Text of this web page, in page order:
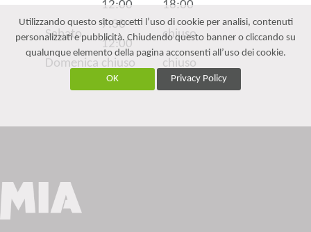
12:00
18:00
Sabato
7:30 -
12:00
chiuso
Domenica chiuso chiuso
Utilizzando questo sito accetti l’uso di cookie per analisi, contenuti
personalizzati e pubblicità. Chiudendo questo banner o cliccando su
qualunque elemento della pagina acconsenti all’uso dei cookie.
OK Privacy Policy